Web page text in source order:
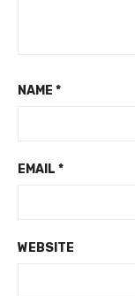
NAME *
EMAIL *
WEBSITE